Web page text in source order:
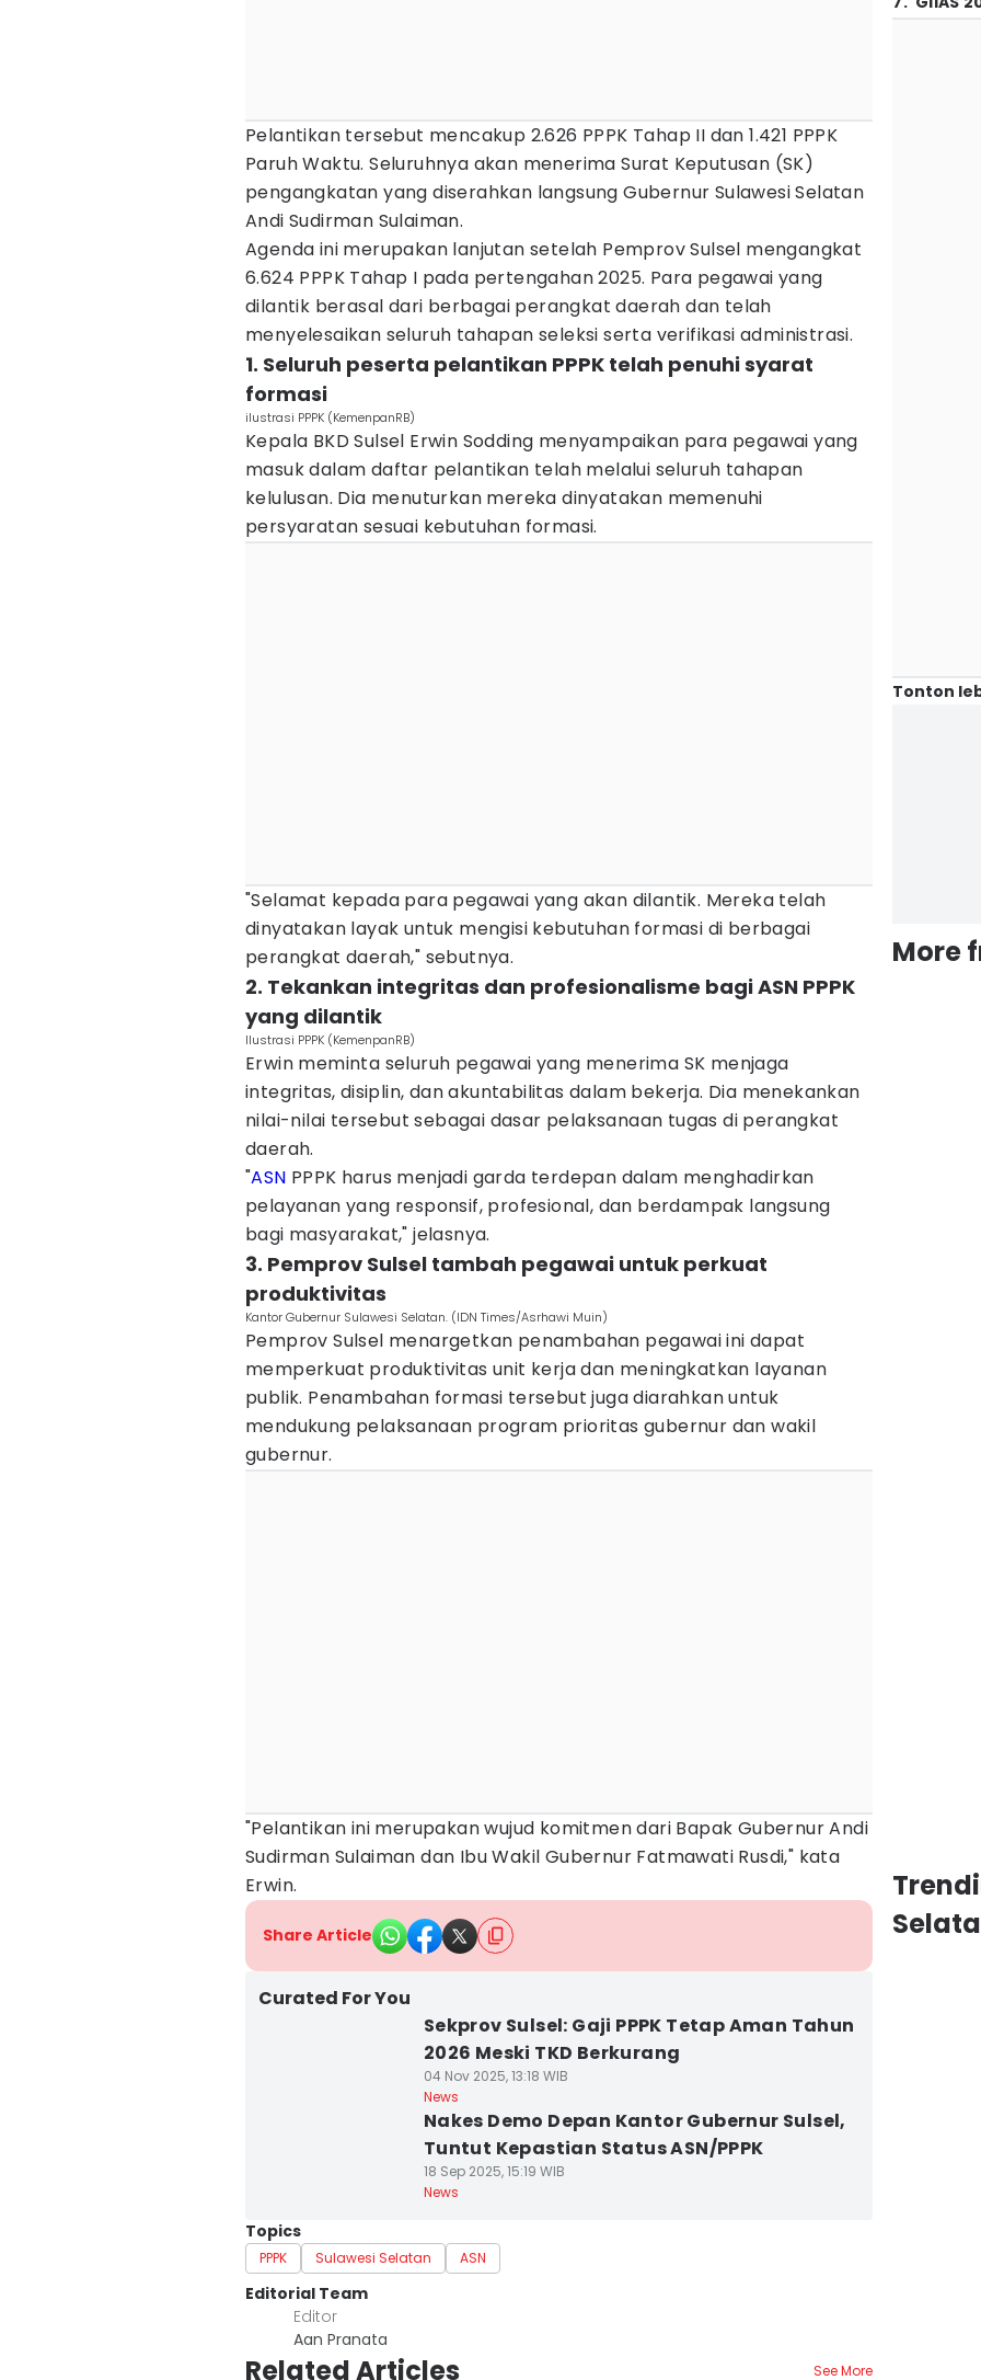
Pelantikan tersebut mencakup 2.626 PPPK Tahap II dan 1.421 PPPK
Paruh Waktu. Seluruhnya akan menerima Surat Keputusan (SK)
pengangkatan yang diserahkan langsung Gubernur Sulawesi Selatan
Andi Sudirman Sulaiman.
Agenda ini merupakan lanjutan setelah Pemprov Sulsel mengangkat
6.624 PPPK Tahap I pada pertengahan 2025. Para pegawai yang
dilantik berasal dari berbagai perangkat daerah dan telah
menyelesaikan seluruh tahapan seleksi serta verifikasi administrasi.
1. Seluruh peserta pelantikan PPPK telah penuhi syarat
formasi
ilustrasi PPPK (KemenpanRB)
Kepala BKD Sulsel Erwin Sodding menyampaikan para pegawai yang
masuk dalam daftar pelantikan telah melalui seluruh tahapan
kelulusan. Dia menuturkan mereka dinyatakan memenuhi
persyaratan sesuai kebutuhan formasi.
"Selamat kepada para pegawai yang akan dilantik. Mereka telah
dinyatakan layak untuk mengisi kebutuhan formasi di berbagai
perangkat daerah," sebutnya.
2. Tekankan integritas dan profesionalisme bagi ASN PPPK
yang dilantik
Ilustrasi PPPK (KemenpanRB)
Erwin meminta seluruh pegawai yang menerima SK menjaga
integritas, disiplin, dan akuntabilitas dalam bekerja. Dia menekankan
nilai-nilai tersebut sebagai dasar pelaksanaan tugas di perangkat
daerah.
"ASN PPPK harus menjadi garda terdepan dalam menghadirkan
pelayanan yang responsif, profesional, dan berdampak langsung
bagi masyarakat," jelasnya.
3. Pemprov Sulsel tambah pegawai untuk perkuat
produktivitas
Kantor Gubernur Sulawesi Selatan. (IDN Times/Asrhawi Muin)
Pemprov Sulsel menargetkan penambahan pegawai ini dapat
memperkuat produktivitas unit kerja dan meningkatkan layanan
publik. Penambahan formasi tersebut juga diarahkan untuk
mendukung pelaksanaan program prioritas gubernur dan wakil
gubernur.
"Pelantikan ini merupakan wujud komitmen dari Bapak Gubernur Andi
Sudirman Sulaiman dan Ibu Wakil Gubernur Fatmawati Rusdi," kata
Erwin.
Share Article
Curated For You
Sekprov Sulsel: Gaji PPPK Tetap Aman Tahun
2026 Meski TKD Berkurang
04 Nov 2025, 13:18 WIB
News
Nakes Demo Depan Kantor Gubernur Sulsel,
Tuntut Kepastian Status ASN/PPPK
18 Sep 2025, 15:19 WIB
News
Topics
PPPK Sulawesi Selatan ASN
Editorial Team
Editor
Aan Pranata
Related Articles See More
Tonton
More